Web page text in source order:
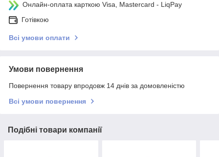
Онлайн-оплата карткою Visa, Mastercard - LiqPay
Готівкою
Всі умови оплати
Умови повернення
Повернення товару впродовж 14 днів за домовленістю
Всі умови повернення
Подібні товари компанії